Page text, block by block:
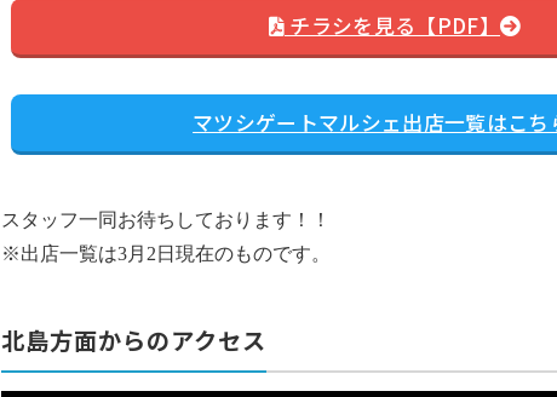
チラシを見る【PDF】
マツシゲートマルシェ出店一覧はこち
スタッフ一同お待ちしております！！
※出店一覧は3月2日現在のものです。
北島方面からのアクセス